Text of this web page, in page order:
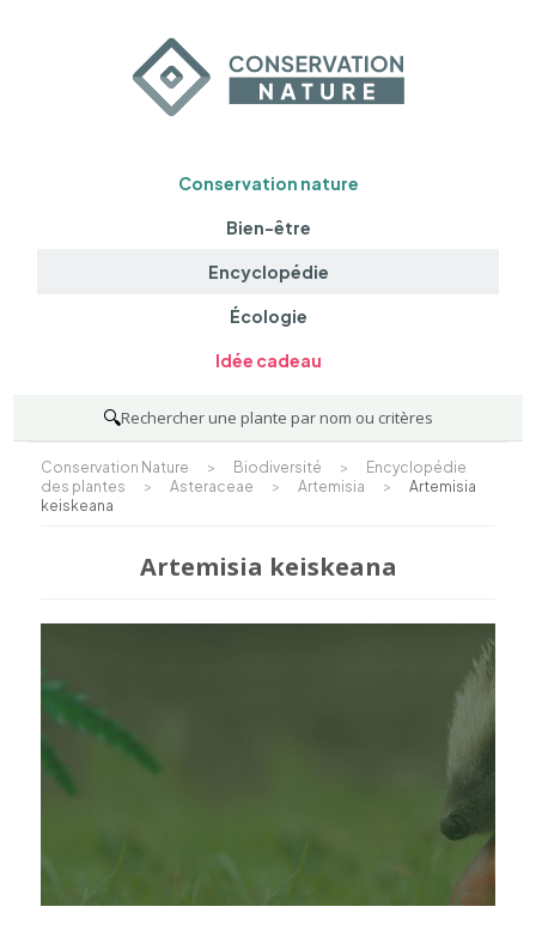
Conservation nature
Bien-être
Encyclopédie
Écologie
Idée cadeau
🔍Rechercher une plante par nom ou critères
Conservation Nature > Biodiversité >
Encyclopédie
des plantes
> Asteraceae > Artemisia >
Artemisia
keiskeana
Artemisia keiskeana